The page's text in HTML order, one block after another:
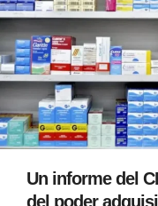
Un informe del
del poder